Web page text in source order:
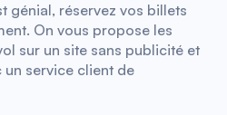
génial, réservez vos billets
On vous propose les
sur un site sans publicité et
un service client de